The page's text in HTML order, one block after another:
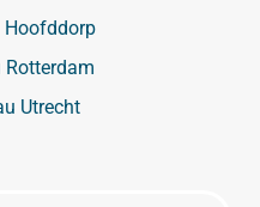
Hoofddorp
Rotterdam
Utrecht